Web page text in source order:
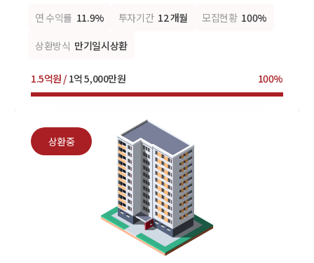
연 수익률 11.9% 투자기간 12 개월 모집현황 100%
상환방식 만기일시상환
1.5억원 / 1억 5,000만원 100%
상환중